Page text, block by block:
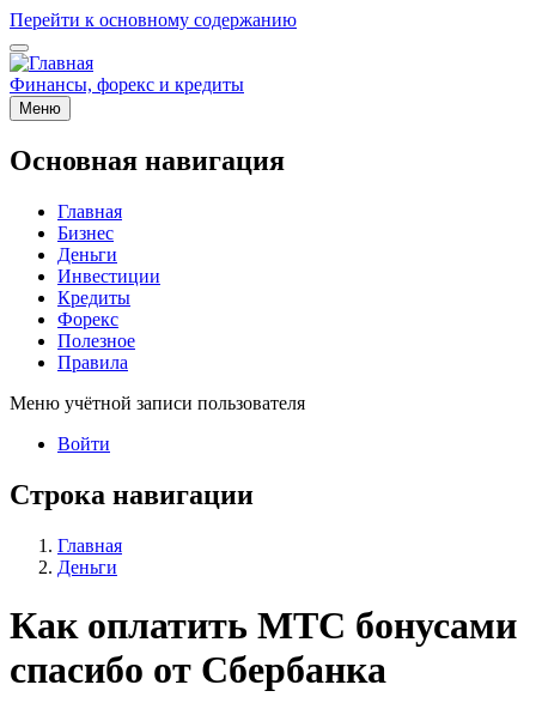
Перейти к основному содержанию
Финансы, форекс и кредиты
Меню
Основная навигация
Главная
Бизнес
Деньги
Инвестиции
Кредиты
Форекс
Полезное
Правила
Меню учётной записи пользователя
Войти
Строка навигации
Главная
Деньги
Как оплатить МТС бонусами
спасибо от Сбербанка